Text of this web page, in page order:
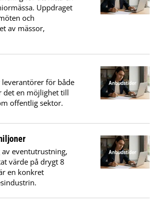
Uppdraget
och
av mässor,
för både
det en möjlighet till
offentlig sektor.
eventutrustning,
värde på drygt 8
en konkret